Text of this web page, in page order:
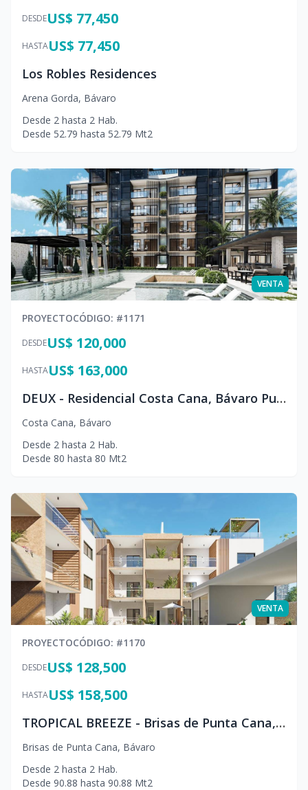
DESDEUS$ 77,450
HASTAUS$ 77,450
Los Robles Residences
Arena Gorda, Bávaro
Desde 2 hasta 2 Hab.
Desde 52.79 hasta 52.79 Mt2
VENTA
PROYECTOCÓDIGO: #1171
DESDEUS$ 120,000
HASTAUS$ 163,000
DEUX - Residencial Costa Cana, Bávaro Punta Cana
Costa Cana, Bávaro
Desde 2 hasta 2 Hab.
Desde 80 hasta 80 Mt2
VENTA
PROYECTOCÓDIGO: #1170
DESDEUS$ 128,500
HASTAUS$ 158,500
TROPICAL BREEZE - Brisas de Punta Cana, Bávaro
Brisas de Punta Cana, Bávaro
Desde 2 hasta 2 Hab.
Desde 90.88 hasta 90.88 Mt2